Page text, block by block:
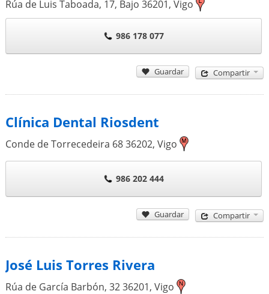
Rúa de Luis Taboada, 17, Bajo 36201, Vigo
986 178 077
Guardar Compartir
Clínica Dental Riosdent
Conde de Torrecedeira 6836202, Vigo
986 202 444
Guardar Compartir
José Luis Torres Rivera
Rúa de García Barbón, 3236201, Vigo